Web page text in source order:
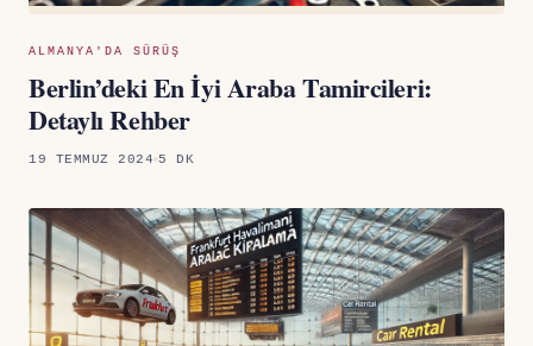
ALMANYA'DA SÜRÜŞ
Berlin’deki En İyi Araba Tamircileri:
Detaylı Rehber
19 TEMMUZ 2024 5 DK